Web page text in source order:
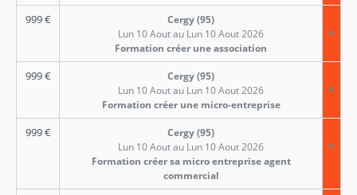
999€
Cergy (95)
Lun 10 Aout au Lun 10 Aout 2026
Formation créer une association
999€
Cergy (95)
Lun 10 Aout au Lun 10 Aout 2026
Formation créer une micro-entreprise
999€
Cergy (95)
Lun 10 Aout au Lun 10 Aout 2026
Formation créer sa micro entreprise agent
commercial